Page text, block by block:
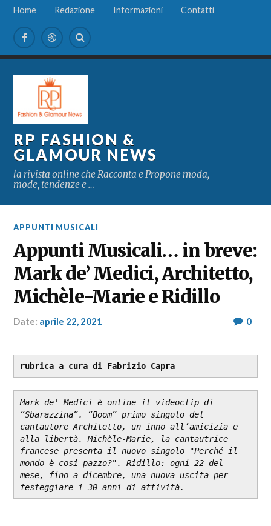
Home Redazione Informazioni Contatti
RP FASHION &
GLAMOUR NEWS
la rivista online che Racconta e Propone moda,
mode, tendenze e …
APPUNTI MUSICALI
Appunti Musicali… in breve:
Mark de’ Medici, Architetto,
Michèle-Marie e Ridillo
Date: aprile 22, 2021
&
Glamour
News
0
rubrica a cura di Fabrizio Capra
Mark de' Medici è online il videoclip di
“Sbarazzina”. “Boom” primo singolo del
cantautore Architetto, un inno all’amicizia e
alla libertà. Michèle-Marie, la cantautrice
francese presenta il nuovo singolo "Perché il
mondo è cosi pazzo?". Ridillo: ogni 22 del
mese, fino a dicembre, una nuova uscita per
festeggiare i 30 anni di attività.